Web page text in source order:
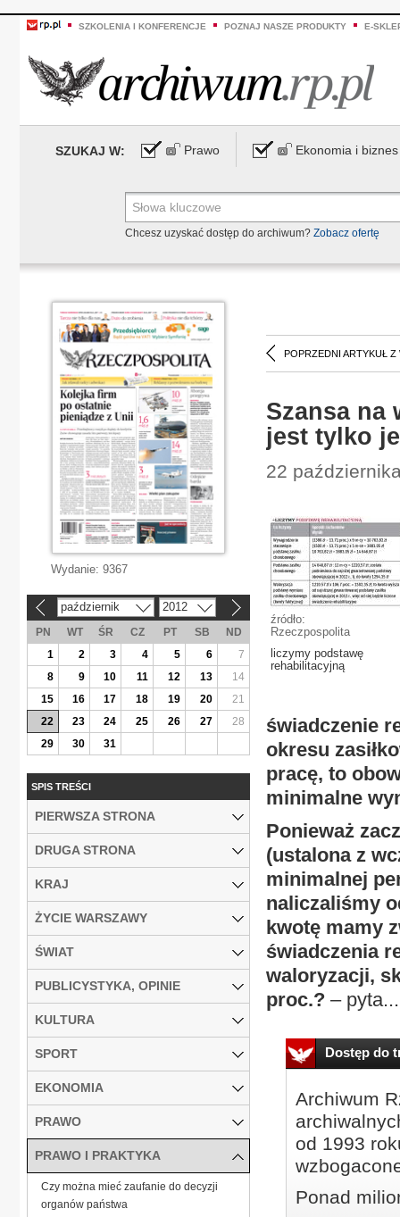
SZKOLENIA I KONFERENCJE POZNAJ NASZE PRODUKTY E-
SZUKAJ W: Prawo Ekonomia i biznes
Chcesz uzyskać dostęp do archiwum? Zobacz ofertę
POPRZEDNI ARTYKUŁ Z
Szansa na
jest tylko
22
źródło:
Rzeczpospolita
liczymy podstawę
rehabilitacyjną
świadczenie
okresu
pracę, to
minimalne
Ponieważ
(ustalona z
minimalnej
naliczaliśmy
kwotę mamy
świadczenia
waloryzacji,
proc.? – pyta...
Dostęp do
Archiwum
od 1993
Ponad
Wydanie: 9367
październik 2012
PN WT ŚR CZ PT SB
ND
1
2 3 4 5 6
7
8
9 10 11 12 13
14
15
16 17 18 19 20
21
22
23 24 25 26 27
28
29
30 31
SPIS TREŚCI
PIERWSZA STRONA
DRUGA STRONA
KRAJ
ŻYCIE WARSZAWY
ŚWIAT
PUBLICYSTYKA, OPINIE
KULTURA
SPORT
EKONOMIA
PRAWO
PRAWO I PRAKTYKA
Czy można mieć zaufanie do decyzji
organów państwa